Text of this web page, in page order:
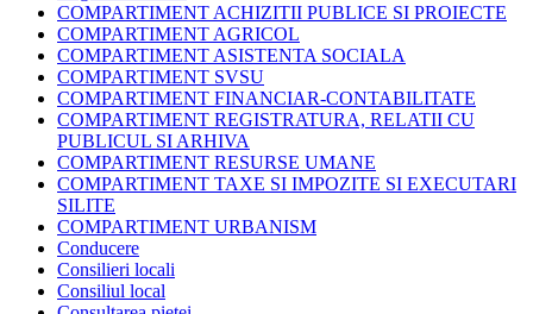
COMPARTIMENT ACHIZITII PUBLICE SI PROIECTE
COMPARTIMENT AGRICOL
COMPARTIMENT ASISTENTA SOCIALA
COMPARTIMENT SVSU
COMPARTIMENT FINANCIAR-CONTABILITATE
COMPARTIMENT REGISTRATURA, RELATII CU
PUBLICUL SI ARHIVA
COMPARTIMENT RESURSE UMANE
COMPARTIMENT TAXE SI IMPOZITE SI EXECUTARI
SILITE
COMPARTIMENT URBANISM
Conducere
Consilieri locali
Consiliul local